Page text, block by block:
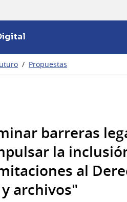
/ Propuestas
barreras
la
al
archivos"